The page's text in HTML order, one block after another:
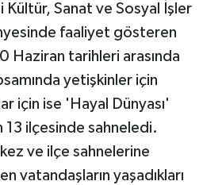
Kültür, Sanat ve Sosyal İşler
faaliyet gösteren
Haziran tarihleri arasında
yetişkinler için
için ise 'Hayal Dünyası'
13 ilçesinde sahneledi.
ve ilçe sahnelerine
vatandaşların yaşadıkları